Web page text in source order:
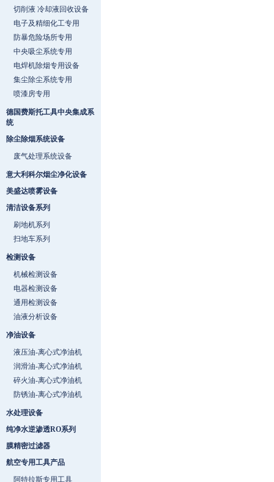
切削液 冷却液回收设备
电子及精细化工专用
防暴危险场所专用
中央吸尘系统专用
电焊机除烟专用设备
集尘除尘系统专用
喷漆房专用
德国费斯托工具中央集成系
统
除尘除烟系统设备
废气处理系统设备
意大利科尔烟尘净化设备
美盛达喷雾设备
清洁设备系列
刷地机系列
扫地车系列
检测设备
机械检测设备
电器检测设备
通用检测设备
油液分析设备
净油设备
液压油-离心式净油机
润滑油-离心式净油机
碎火油-离心式净油机
防锈油-离心式净油机
水处理设备
纯净水逆渗透RO系列
膜精密过滤器
航空专用工具产品
阿特拉斯专用工具